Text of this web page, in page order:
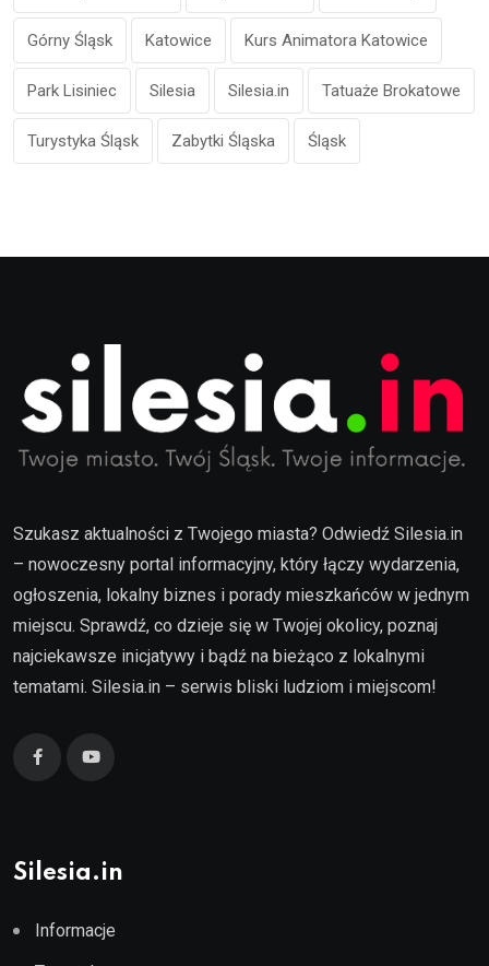
Górny Śląsk Katowice Kurs Animatora Katowice
Park Lisiniec Silesia Silesia.in Tatuaże Brokatowe
Turystyka Śląsk Zabytki Śląska Śląsk
Szukasz aktualności z Twojego miasta? Odwiedź Silesia.in
– nowoczesny portal informacyjny, który łączy wydarzenia,
ogłoszenia, lokalny biznes i porady mieszkańców w jednym
miejscu. Sprawdź, co dzieje się w Twojej okolicy, poznaj
najciekawsze inicjatywy i bądź na bieżąco z lokalnymi
tematami. Silesia.in – serwis bliski ludziom i miejscom!
Silesia.in
Informacje